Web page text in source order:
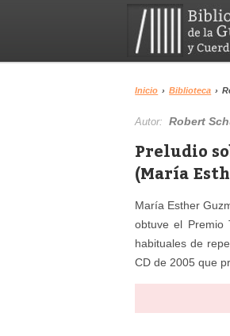
Inicio › Biblioteca ›
Autor:Robert
Preludio
(María
María Esther
obtuve el Premio
habituales de
CD de 2005 que